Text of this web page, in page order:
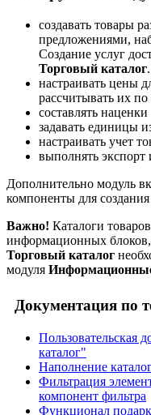
создавать товары
предложениями,
Создание услуг
Торговый каталог.
настраивать цены
рассчитывать их
составлять
задавать единицы
настраивать учет
выполнять экспорт
Дополнительно модуль
компоненты для
Важно! Каталоги
информационных блоков,
Торговый каталог
модуля
Документация по
Пользовательская
каталог"
Наполнение
Фильтрация
компонент фильтра
Функционал